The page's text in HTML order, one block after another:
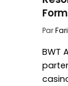
Par
BWT